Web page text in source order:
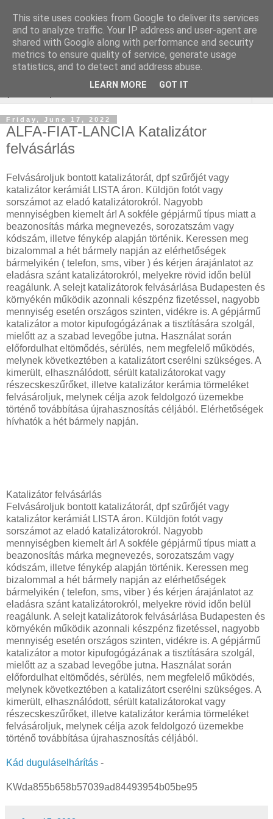
Keresőmarketing : redőny
javítás
Friday, June 17, 2022
ALFA-FIAT-LANCIA Katalizátor
felvásárlás
Felvásároljuk bontott katalizátorát, dpf szűrőjét vagy
katalizátor kerámiát LISTA áron. Küldjön fotót vagy
sorszámot az eladó katalizátorokról. Nagyobb
mennyiségben kiemelt ár! A sokféle gépjármű típus miatt a
beazonosítás márka megnevezés, sorozatszám vagy
kódszám, illetve fénykép alapján történik. Keressen meg
bizalommal a hét bármely napján az elérhetőségek
bármelyikén ( telefon, sms, viber ) és kérjen árajánlatot az
eladásra szánt katalizátorokról, melyekre rövid időn belül
reagálunk. A selejt katalizátorok felvásárlása Budapesten és
környékén működik azonnali készpénz fizetéssel, nagyobb
mennyiség esetén országos szinten, vidékre is. A gépjármű
katalizátor a motor kipufogógázának a tisztítására szolgál,
mielőtt az a szabad levegőbe jutna. Használat során
előfordulhat eltömődés, sérülés, nem megfelelő működés,
melynek következtében a katalizátort cserélni szükséges. A
kimerült, elhasználódott, sérült katalizátorokat vagy
részecskeszűrőket, illetve katalizátor kerámia törmeléket
felvásároljuk, melynek célja azok feldolgozó üzemekbe
történő továbbítása újrahasznosítás céljából. Elérhetőségek
hívhatók a hét bármely napján.
Katalizátor felvásárlás
Felvásároljuk bontott katalizátorát, dpf szűrőjét vagy
katalizátor kerámiát LISTA áron. Küldjön fotót vagy
sorszámot az eladó katalizátorokról. Nagyobb
mennyiségben kiemelt ár! A sokféle gépjármű típus miatt a
beazonosítás márka megnevezés, sorozatszám vagy
kódszám, illetve fénykép alapján történik. Keressen meg
bizalommal a hét bármely napján az elérhetőségek
bármelyikén ( telefon, sms, viber ) és kérjen árajánlatot az
eladásra szánt katalizátorokról, melyekre rövid időn belül
reagálunk. A selejt katalizátorok felvásárlása Budapesten és
környékén működik azonnali készpénz fizetéssel, nagyobb
mennyiség esetén országos szinten, vidékre is. A gépjármű
katalizátor a motor kipufogógázának a tisztítására szolgál,
mielőtt az a szabad levegőbe jutna. Használat során
előfordulhat eltömődés, sérülés, nem megfelelő működés,
melynek következtében a katalizátort cserélni szükséges. A
kimerült, elhasználódott, sérült katalizátorokat vagy
részecskeszűrőket, illetve katalizátor kerámia törmeléket
felvásároljuk, melynek célja azok feldolgozó üzemekbe
történő továbbítása újrahasznosítás céljából.
Kád duguláselhárítás -
KWda855b658b57039ad84493954b05be95
This site uses cookies from Google to deliver its services
and to analyze traffic. Your IP address and user-agent are
shared with Google along with performance and security
metrics to ensure quality of service, generate usage
statistics, and to detect and address abuse.
LEARN MORE GOT IT